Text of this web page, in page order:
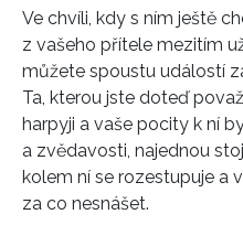
Ve chvíli, kdy s ním ještě
z vašeho přítele mezitím
můžete spoustu událostí
Ta, kterou jste doteď
harpyji a vaše pocity k ní
a zvědavosti, najednou
kolem ní se rozestupuje a
za co nesnášet.